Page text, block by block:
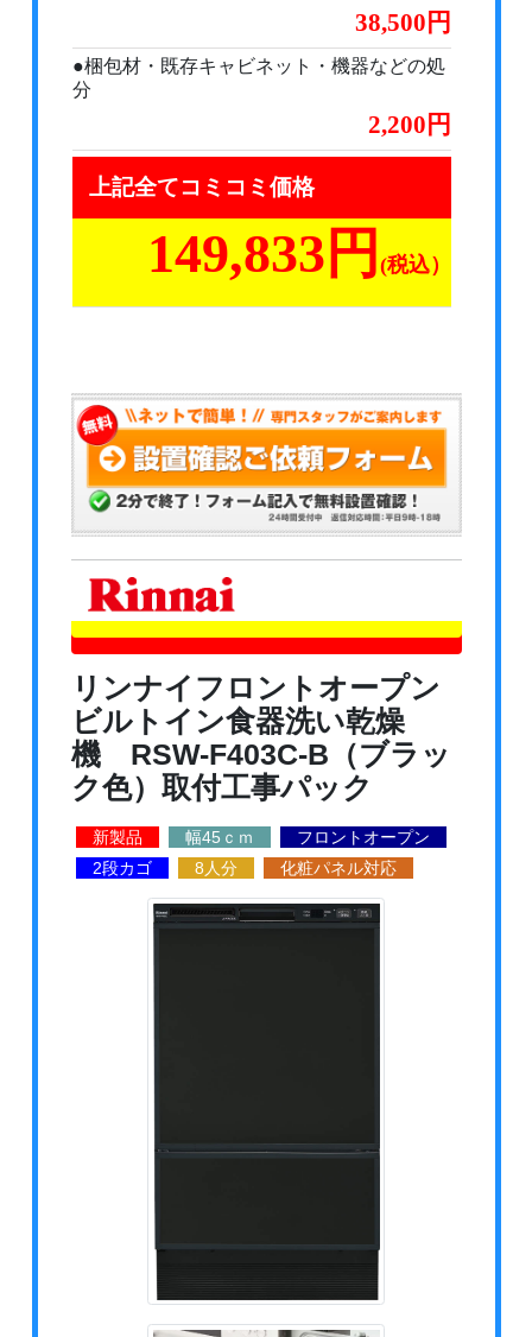
38,500
●梱包材・既存キャビネット・機器などの処
分
2,200
上記全てコミコミ価格
149,833円
リンナイフロントオープン
ビルトイン食器洗い乾燥
機 RSW-F403C-B（ブラッ
ク色）取付工事パック
新製品 幅45ｃｍ
フロントオープン
2段カゴ
8人分 化粧パネル対応